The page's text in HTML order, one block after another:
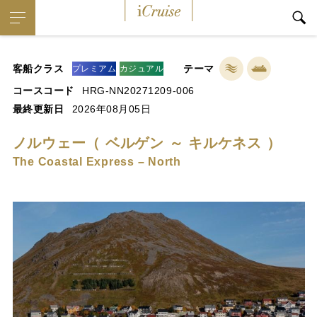
客船クラス プレミアム カジュアル
テーマ
コースコード
HRG-NN20271209-006
最終更新日
2026年08月05日
ノルウェー（ ベルゲン ～ キルケネス ）
The Coastal Express – North